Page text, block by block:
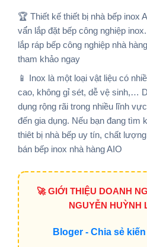
🏆 Thiết kế thiết bị nhà bếp inox
vấ́n lắp đặt bếp công nghiệp
lắp ráp bếp công nghiệp nhà
tham khảo ngay
📱 Inox là một loại vật liệu có
cao, không gỉ sét, dễ vệ sinh,…
dụng rộng rãi trong nhiều lĩnh
đến gia dụng. Nếu bạn đang tìm
thiêt bị nhà bếp uy tín, chất
bán bếp inox nhà hàng AIO
🚀 GIỚI THIỆU DOANH
NGUYỄN HUỲNH
Bloger - Chia sẻ